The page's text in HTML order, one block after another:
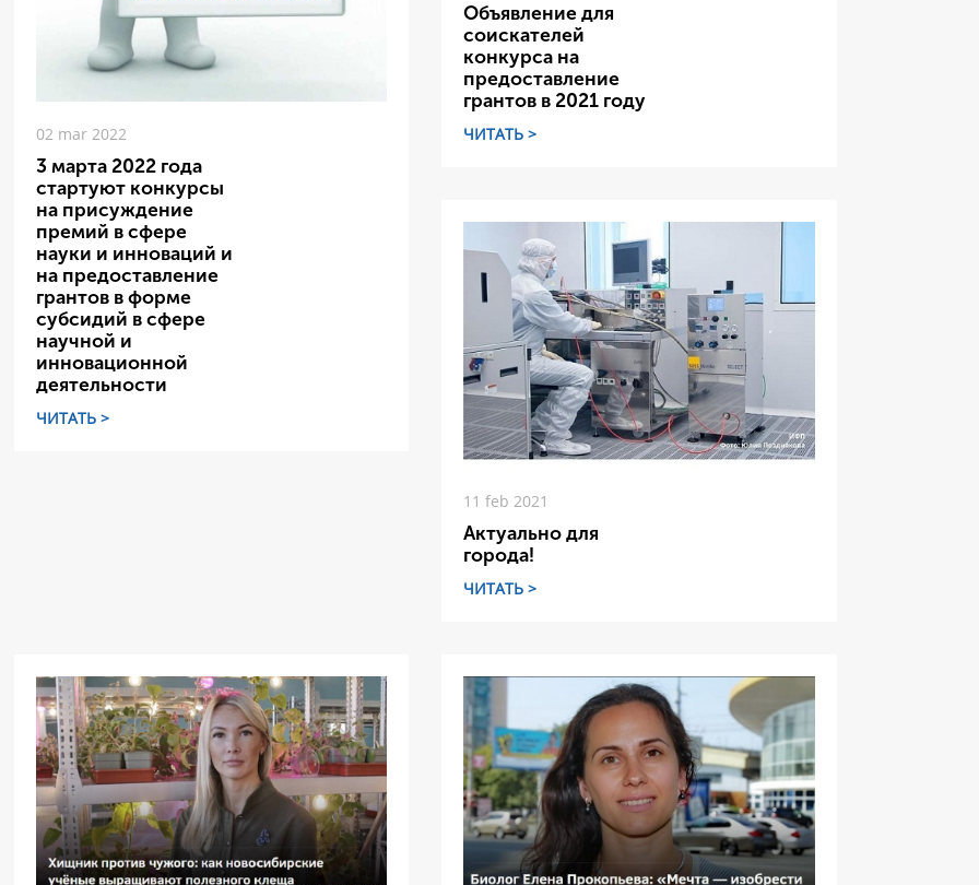
02 mar 2022
3 марта 2022 года
стартуют конкурсы
на присуждение
премий в сфере
науки и инноваций и
на предоставление
грантов в форме
субсидий в сфере
научной и
инновационной
деятельности
ЧИТАТЬ >
Объявление для
соискателей
конкурса на
предоставление
грантов в 2021 году
ЧИТАТЬ >
11 feb 2021
Актуально для
города!
ЧИТАТЬ >